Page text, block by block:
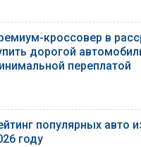
кроссовер в
дорогой
переплатой
популярных авто
году